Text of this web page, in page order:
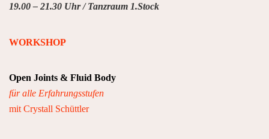
19.00 – 21.30 Uhr / Tanzraum 1.Stock
WORKSHOP
Open Joints & Fluid Body
für alle Erfahrungsstufen
mit Crystall Schüttler